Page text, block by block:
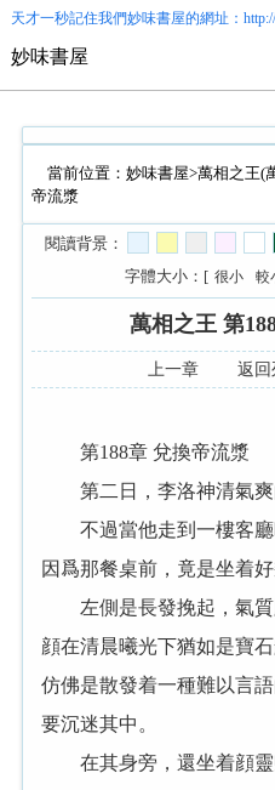
天才一秒記住我們妙味書屋的網址：
妙味書屋
當前位置： 妙味書屋>萬相之王(
帝流漿
閱讀背景：
字體大小：[ 很小 較
萬相之王 第
上一章 返回
第188章 兌換帝流漿
第二日，李洛神清氣爽
不過當他走到一樓客廳
因爲那餐桌前，竟是坐着好
左側是長發挽起，氣質
顔在清晨曦光下猶如是寶
仿佛是散發着一種難以言
要沉迷其中。
在其身旁，還坐着顔靈